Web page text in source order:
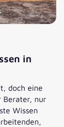
in
doch eine
Berater, nur
Wissen